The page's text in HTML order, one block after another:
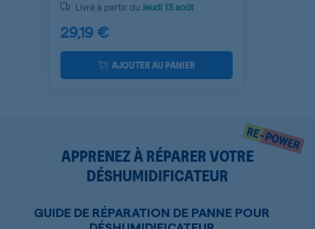
Livré à partir duJeudi13 août
29,19 €
AJOUTER AU PANIER
APPRENEZ À RÉPARER VOTRE
DÉSHUMIDIFICATEUR
GUIDE DE RÉPARATION DE PANNE POUR